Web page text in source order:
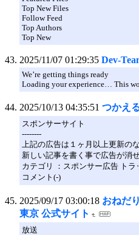
Top New Files
Follow Feed
Top Authors
Top New
2025/11/07 01:29:35 Dev-
We’re getting things ready
Loading your experience… This
2025/10/13 04:35:51 つかえ
スポンサーサイト
--------
上記の広告は１ヶ月以上更新の
新しい記事を書く事で広告が消せ
カテゴリ ：スポンサー広告 トラ
コメント(-)
2025/09/17 03:00:18 おねだ
東京 公式サイト
放送